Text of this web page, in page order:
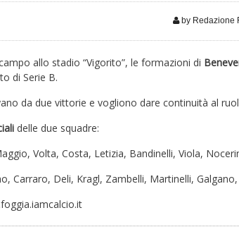
by Redazione
allo stadio “Vigorito”, le formazioni di
di Serie B.
da due vittorie e vogliono dare continuità al
delle due squadre:
Volta, Costa, Letizia, Bandinelli, Viola,
Carraro, Deli, Kragl, Zambelli, Martinelli,